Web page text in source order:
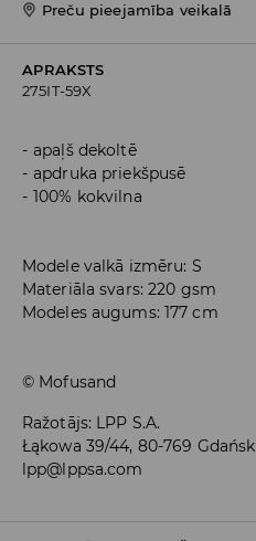
Preču pieejamība veikalā
APRAKSTS
275IT-59X
apaļš dekoltē
apdruka priekšpusē
100% kokvilna
Modele valkā izmēru: S
Materiāla svars: 220 gsm
Modeles augums: 177 cm
© Mofusand
Ražotājs: LPP S.A.
Łąkowa 39/44, 80-769 Gdańsk
lpp@lppsa.com